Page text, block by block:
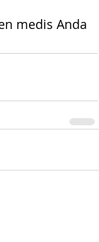
medis Anda